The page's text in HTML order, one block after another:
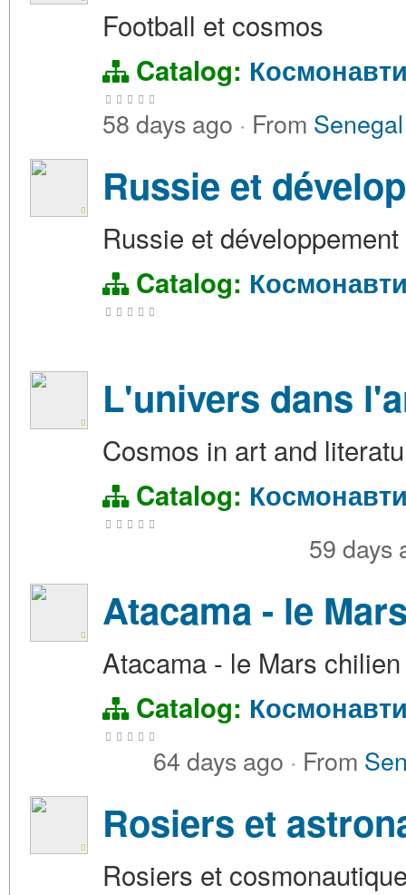
Football et cosmos
Catalog:
58 days ago · From
Russie et
Russie et
Catalog:
L'univers dans
Cosmos in art and
Catalog:
59 days
Atacama - le
Atacama - le Mars chilien
Catalog:
64 days ago · From
Rosiers et
Rosiers et